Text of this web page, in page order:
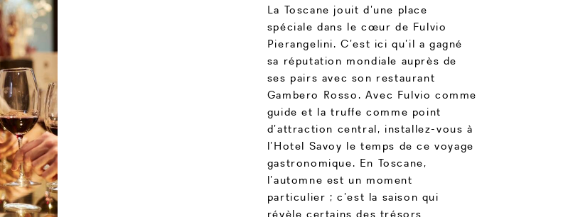
La Toscane jouit d’une place
spéciale dans le cœur de Fulvio
Pierangelini. C’est ici qu’il a gagné
sa réputation mondiale auprès de
ses pairs avec son restaurant
Gambero Rosso. Avec Fulvio comme
guide et la truffe comme point
d’attraction central, installez-vous à
l’Hotel Savoy le temps de ce voyage
gastronomique. En Toscane,
l’automne est un moment
particulier ; c’est la saison qui
révèle certains des trésors